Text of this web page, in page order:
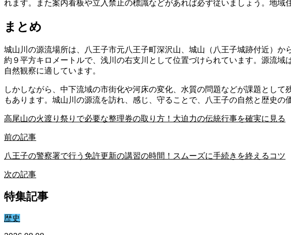
れます。また案内看板や立入禁止の標識などがあれば必ず従いましょう。地域
まとめ
城山川の源流場所は、八王子市元八王子町深沢山、城山（八王子城跡付近）
約９平方キロメートルで、浅川の右支川として位置づけられています。源流
自然観察に適しています。
しかしながら、中下流域の市街化や河床の変化、水質の問題などが課題とし
もあります。城山川の源流を訪れ、感じ、守ることで、八王子の自然と歴史の
高尾山の火渡り祭りで必要な整理券の取り方！大迫力の伝統行事を確実に見る
前の記事
八王子の警察署で行う免許更新の講習の時間！スムーズに手続きを終えるコツ
次の記事
特集記事
歴史